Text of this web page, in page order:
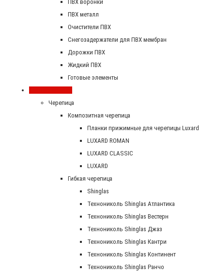
ПВХ воронки
ПВХ металл
Очистители ПВХ
Снегозадержатели для ПВХ мембран
Дорожки ПВХ
Жидкий ПВХ
Готовые элементы
Черепица
Композитная черепица
Планки прижимные для черепицы Luxard
LUXARD ROMAN
LUXARD CLASSIC
LUXARD
Гибкая черепица
Shinglas
Технониколь Shinglas Атлантика
Технониколь Shinglas Вестерн
Технониколь Shinglas Джаз
Технониколь Shinglas Кантри
Технониколь Shinglas Континент
Технониколь Shinglas Ранчо